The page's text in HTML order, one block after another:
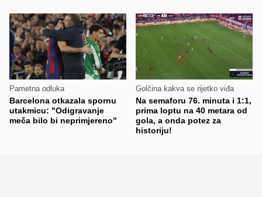
Pametna odluka
Barcelona otkazala spornu
utakmicu: "Odigravanje
meča bilo bi neprimjereno"
Golčina kakva se rijetko viđa
Na semaforu 76. minuta i 1:1,
prima loptu na 40 metara od
gola, a onda potez za
historiju!